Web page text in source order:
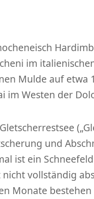
im
Mulde auf etwa
im Westen der
und
ist ein
vollständig
Monate